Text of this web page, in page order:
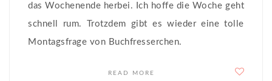
das Wochenende herbei. Ich hoffe die Woche geht
schnell rum. Trotzdem gibt es wieder eine tolle
Montagsfrage von Buchfresserchen.
READ MORE